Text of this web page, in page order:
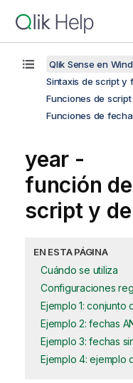
Qlik Sense en
Sintaxis de script y
Funciones de
Funciones de
year -
función de
script y
EN ESTA PÁGINA
Cuándo se utiliza
Configuraciones
Ejemplo 1: conjunto
Ejemplo 2: fechas
Ejemplo 3: fechas
Ejemplo 4: ejemplo